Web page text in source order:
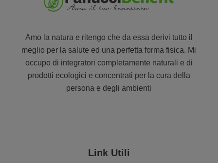
Amo la natura e ritengo che da essa derivi tutto il
meglio per la salute ed una perfetta forma fisica. Mi
occupo di integratori completamente naturali e di
prodotti ecologici e concentrati per la cura della
persona e degli ambienti
Link Utili